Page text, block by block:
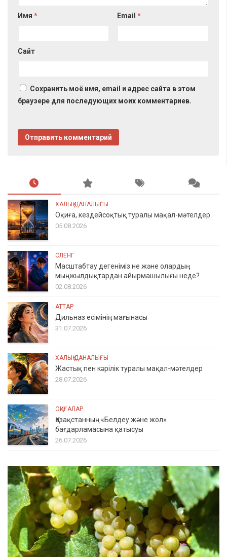
Имя * Email*
Сайт
Сохранить моё имя, email и адрес сайта в этом
браузере для последующих моих комментариев.
ХАЛЫҚ ДАНАЛЫҒЫ
Оқиға, кездейсоқтық туралы мақал-мәтелдер
05.08.2026
СЛЕНГ
Масштабтау дегеніміз не және олардың
мыңжылдықтардан айырмашылығы неде?
02.08.2026
АТТАР
Дильназ есімінің мағынасы
31.07.2026
ХАЛЫҚ ДАНАЛЫҒЫ
Жастық пен кәрілік туралы мақал-мәтелдер
28.07.2026
ОҚИҒАЛАР
Қазақстанның «Белдеу және жол»
бағдарламасына қатысуы
26.07.2026